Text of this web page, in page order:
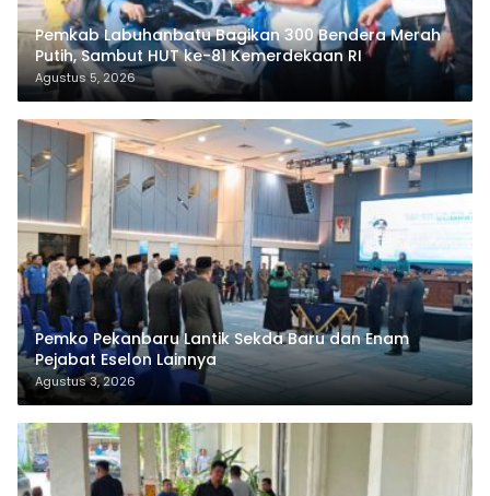
Pemkab Labuhanbatu Bagikan 300 Bendera Merah
Putih, Sambut HUT ke-81 Kemerdekaan RI
Agustus 5, 2026
Pemko Pekanbaru Lantik Sekda Baru dan Enam
Pejabat Eselon Lainnya
Agustus 3, 2026